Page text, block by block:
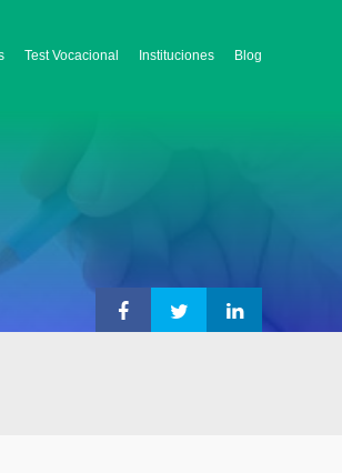
Test Vocacional Instituciones Blog